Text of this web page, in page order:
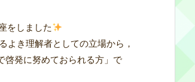
をしました
よき理解者としての立場から，
啓発に努めておられる方」で